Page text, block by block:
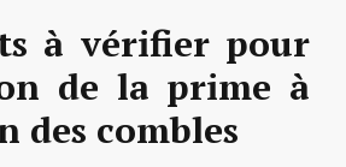
à vérifier pour
de la prime à
des combles